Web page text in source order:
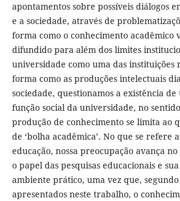
apontamentos sobre possíveis diálogos
e a sociedade, através de
forma como o conhecimento acadêmico
difundido para além dos limites
universidade como uma das instituições
forma como as produções intelectuais
sociedade, questionamos a existência
função social da universidade, no
produção de conhecimento se limita ao
de ‘bolha acadêmica’. No que se refere
educação, nossa preocupação avança
o papel das pesquisas educacionais e
ambiente prático, uma vez que,
apresentados neste trabalho, o